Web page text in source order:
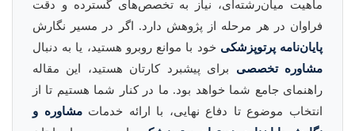
ماهیت میان‌رشته‌ای، نیاز به تخصص‌های گسترده و دقت
فراوان در هر مرحله از پژوهش دارد. اگر در مسیر نگارش
پایان‌نامه پرتوپزشکی خود با موانع روبرو هستید، یا به دنبال
مشاوره تخصصی برای پیشبرد کارتان هستید، این مقاله
راهنمای جامع شما خواهد بود. ما در کنار شما هستیم تا از
انتخاب موضوع تا دفاع نهایی، با ارائه خدماتمشاوره و